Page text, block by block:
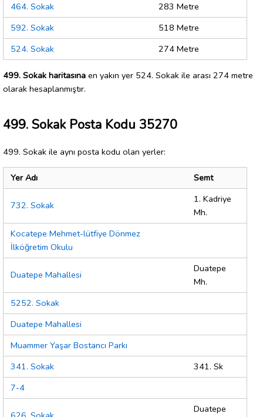
464. Sokak
283 Metre
592. Sokak
518 Metre
524. Sokak
274 Metre
499. Sokak haritasına en yakın yer 524. Sokak ile arası 274 metre
olarak hesaplanmıştır.
499. Sokak Posta Kodu 35270
499. Sokak ile aynı posta kodu olan yerler:
Yer Adı Semt
732. Sokak
1. Kadriye
Mh.
Kocatepe Mehmet-lütfiye Dönmez
İlköğretim Okulu
Duatepe Mahallesi
Duatepe
Mh.
5252. Sokak
Duatepe Mahallesi
Muammer Yaşar Bostancı Parkı
341. Sokak
341. Sk
7-4
Duatepe